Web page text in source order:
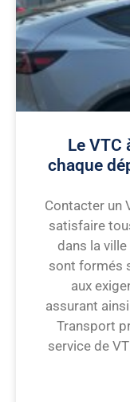
Le VTC
chaque
Contacter un
satisfaire
dans la
sont formés
aux
assurant
Transport
service de